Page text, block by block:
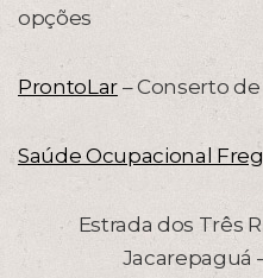
opções
ProntoLar– Conserto
Saúde Ocupacional
Estrada dos Três
Jacarepaguá